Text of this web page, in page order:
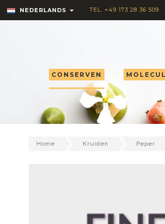
NEDERLANDS TEL. +49 173 28 36 509
CONSERVEN
Home Kruiden Peper